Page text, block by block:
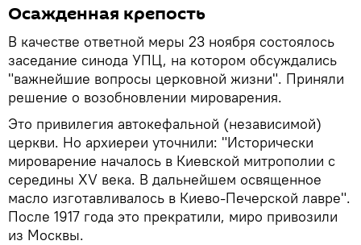
Осажденная крепость
В качестве ответной меры 23 ноября состоялось
заседание синода УПЦ, на котором обсуждались
"важнейшие вопросы церковной жизни". Приняли
решение о возобновлении мироварения.
Это привилегия автокефальной (независимой)
церкви. Но архиереи уточнили: "Исторически
мироварение началось в Киевской митрополии с
середины XV века. В дальнейшем освященное
масло изготавливалось в Киево-Печерской лавре".
После 1917 года это прекратили, миро привозили
из Москвы.